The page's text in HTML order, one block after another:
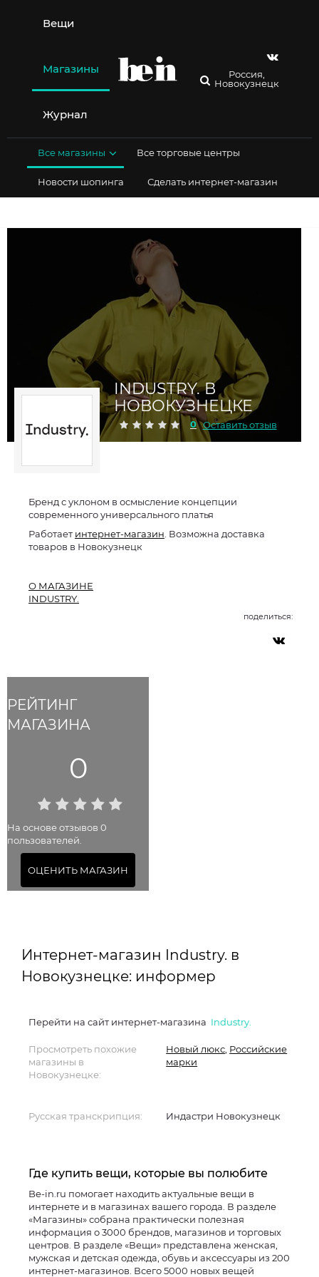
содержимому
Вещи
Магазины
Журнал
Россия,
Новокузнецк
Все магазины Все торговые центры
Новости шопинга Сделать интернет-магазин
INDUSTRY. В
НОВОКУЗНЕЦКЕ
0 Оставить отзыв
РЕЙТИНГ
МАГАЗИНА
0
На основе отзывов 0
пользователей.
ОЦЕНИТЬ МАГАЗИН
Бренд с уклоном в осмысление концепции
современного универсального платья
Работаетинтернет-магазин . Возможна доставка
товаров в Новокузнецк
О МАГАЗИНЕ
INDUSTRY.
поделиться:
Интернет-магазин Industry. в
Новокузнецке: информер
Перейти на сайт интернет-магазина Industry.
Просмотреть похожие
магазины в
Новокузнецке:
Новый люкс Российские
марки
Русская транскрипция: Индастри Новокузнецк
Где купить вещи, которые вы полюбите
Be-in.ru помогает находить актуальные вещи в
интернете и в магазинах вашего города. В разделе
«Магазины» собрана практически полезная
информация о 3000 брендов, магазинов и торговых
центров. В разделе «Вещи» представлена женская,
мужская и детская одежда, обувь и аксессуары из 200
интернет-магазинов. Всего 5000 новых вещей